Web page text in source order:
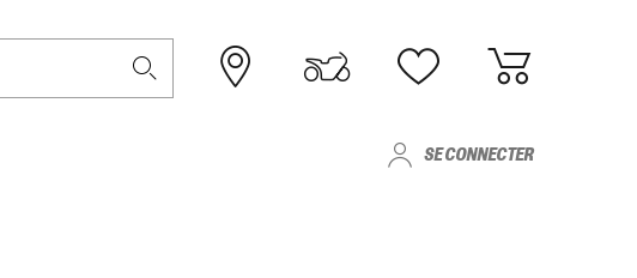
SE CONNECTER